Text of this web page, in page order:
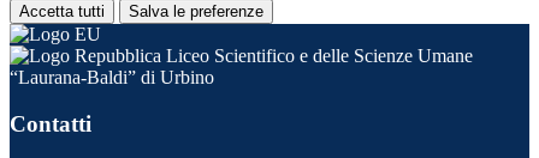
Accetta tutti Salva le preferenze
Liceo Scientifico e delle Scienze Umane
“Laurana-Baldi” di Urbino
Contatti